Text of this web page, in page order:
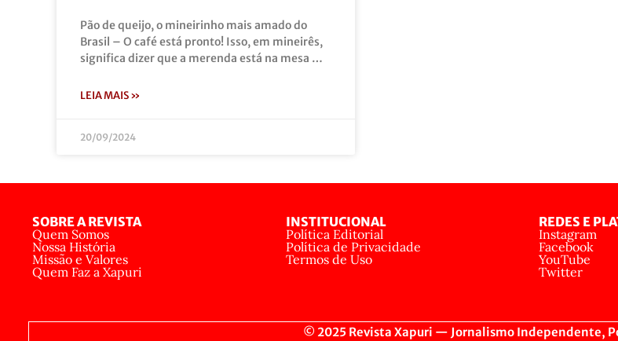
Pão de queijo, o mineirinho mais amado do
Brasil – O café está pronto! Isso, em mineirês,
significa dizer que a merenda está na mesa …
LEIA MAIS »
20/09/2024
SOBRE A REVISTA
Quem Somos
Nossa História
Missão e Valores
Quem Faz a Xapuri
INSTITUCIONAL
Política Editorial
Política de Privacidade
Termos de Uso
REDES E
Instagram
Facebook
YouTube
Twitter
© 2025 Revista Xapuri — Jornalismo Independente,